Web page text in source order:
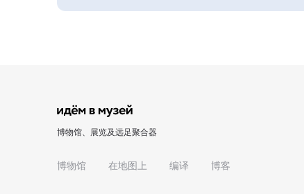
博物馆、展览及远足聚合器
博物馆 在地图上 编译 博客